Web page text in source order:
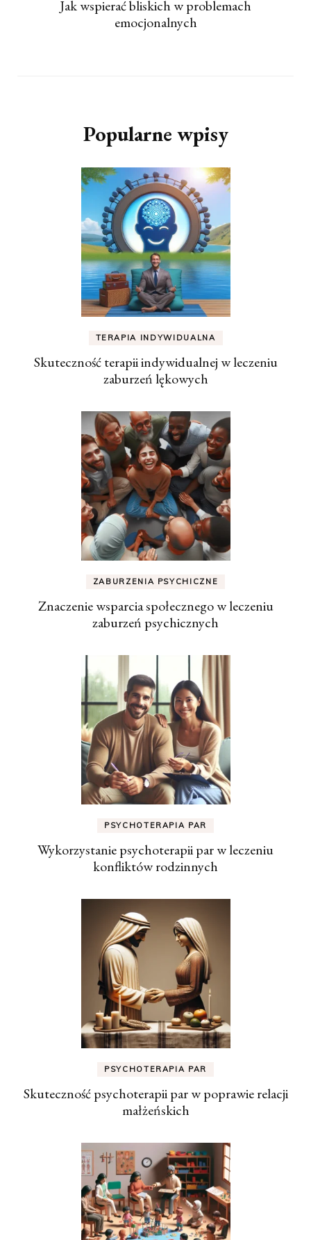
Jak wspierać bliskich w problemach
emocjonalnych
Popularne wpisy
TERAPIA INDYWIDUALNA
Skuteczność terapii indywidualnej w leczeniu
zaburzeń lękowych
ZABURZENIA PSYCHICZNE
Znaczenie wsparcia społecznego w leczeniu
zaburzeń psychicznych
PSYCHOTERAPIA PAR
Wykorzystanie psychoterapii par w leczeniu
konfliktów rodzinnych
PSYCHOTERAPIA PAR
Skuteczność psychoterapii par w poprawie relacji
małżeńskich